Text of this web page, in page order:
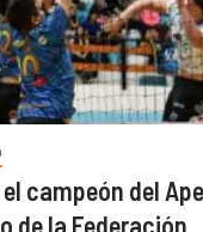
campeón del
de la Federación